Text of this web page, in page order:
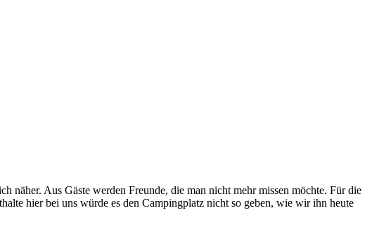
näher. Aus Gäste werden Freunde, die man nicht mehr missen möchte. Für die
hier bei uns würde es den Campingplatz nicht so geben, wie wir ihn heute